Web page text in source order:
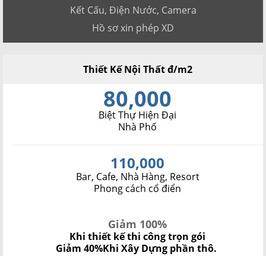
Kết Cấu, Điện Nước, Camera
Hồ sơ xin phép XD
Thiết Kế Nội Thất đ/m2
80,000
Biệt Thự Hiện Đại
Nhà Phố
110,000
Bar, Cafe, Nhà Hàng, Resort
Phong cách cổ điển
Giảm 100%
Khi thiết kế thi công trọn gói
Giảm 40%Khi Xây Dựng phần thô.